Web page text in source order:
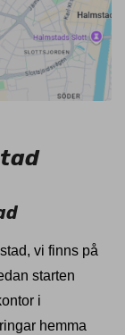
vi finns på
starten
i
hemma